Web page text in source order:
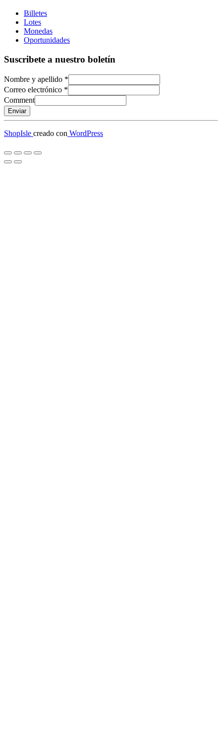
Billetes
Lotes
Monedas
Oportunidades
Suscribete a nuestro boletín
Nombre y apellido *
Correo electrónico *
Comment
Enviar
ShopIsle creado con WordPress